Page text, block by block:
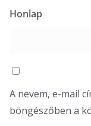
Honlap
A nevem, e-mail
böngészőben a